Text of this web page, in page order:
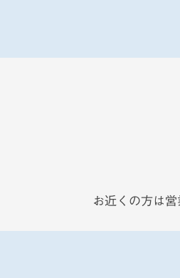
お近くの方は